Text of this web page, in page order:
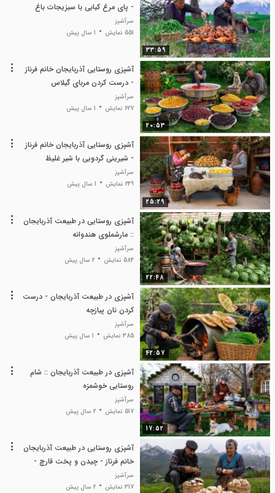
33:59
- پای مرغ کبابی با سبزیجات باغ
سرآشپز
551 نمایش
1 سال پیش
20:53
آشپزی روستایی آذربایجان خانم فرناز
- درست کردن مربای گیلاس
سرآشپز
627 نمایش
1 سال پیش
25:29
آشپزی روستایی آذربایجان خانم فرناز
- شیرینی گردویی با شیر غلیظ
سرآشپز
249 نمایش
1 سال پیش
22:48
آشپزی روستایی در طبیعت آذربایجان
:: مارشملوی هندوانه
سرآشپز
584 نمایش
2 سال پیش
42:57
آشپزی در طبیعت آذربایجان - درست
کردن نان پیازچه
سرآشپز
385 نمایش
1 سال پیش
17:52
آشپزی در طبیعت آذربایجان :: شام
روستایی خوشمزه
سرآشپز
517 نمایش
2 سال پیش
آشپزی روستایی در طبیعت آذربایجان
خانم فرناز - چیدن و پخت قارچ -
ترشی قارچ
سرآشپز
317 نمایش
2 سال پیش